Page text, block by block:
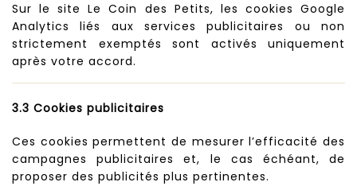
Sur le site Le Coin des Petits, les cookies Google
Analytics liés aux services publicitaires ou non
strictement exemptés sont activés uniquement
après votre accord.
3.3 Cookies publicitaires
Ces cookies permettent de mesurer l’efficacité des
campagnes publicitaires et, le cas échéant, de
proposer des publicités plus pertinentes.